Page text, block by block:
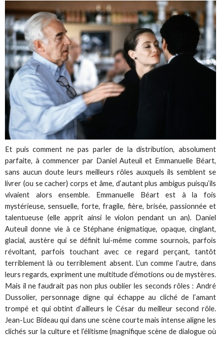
Et puis comment ne pas parler de la distribution, absolument
parfaite, à commencer par Daniel Auteuil et Emmanuelle Béart,
sans aucun doute leurs meilleurs rôles auxquels ils semblent se
livrer (ou se cacher) corps et âme, d’autant plus ambigus puisqu’ils
vivaient alors ensemble. Emmanuelle Béart est à la fois
mystérieuse, sensuelle, forte, fragile, fière, brisée, passionnée et
talentueuse (elle apprit ainsi le violon pendant un an). Daniel
Auteuil donne vie à ce Stéphane énigmatique, opaque, cinglant,
glacial, austère qui se définit lui-même comme sournois, parfois
révoltant, parfois touchant avec ce regard perçant, tantôt
terriblement là ou terriblement absent. L’un comme l’autre, dans
leurs regards, expriment une multitude d’émotions ou de mystères.
Mais il ne faudrait pas non plus oublier les seconds rôles : André
Dussolier, personnage digne qui échappe au cliché de l’amant
trompé et qui obtint d’ailleurs le César du meilleur second rôle.
Jean-Luc Bideau qui dans une scène courte mais intense aligne les
clichés sur la culture et l’élitisme (magnifique scène de dialogue où